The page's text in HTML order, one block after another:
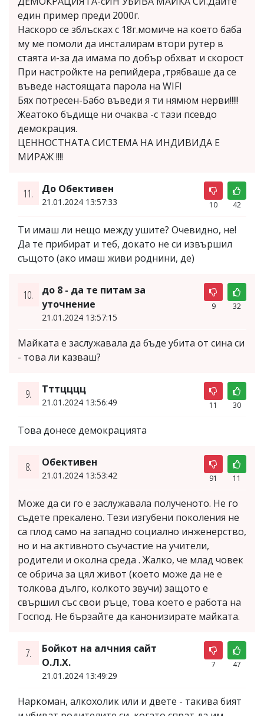
един пример преди 2000г.
Наскоро се зблъсках с 18г.момиче на което баба
му ме помоли да инсталирам втори рутер в
стаята и-за да имама по добър обхват и скорост
При настройкте на репийдера ,трябваше да се
въведе настоящата парола на WIFI
Бях потресен-Бабо въведи я ти нямюм нерви!!!!!
Жеатоко бъдище ни очаква -с тази псевдо
демокрация.
ЦЕННОСТНАТА СИСТЕМА НА ИНДИВИДА Е
МИРАЖ !!!!
11. До Обективен
21.01.2024 13:57:33 10 42
Ти имаш ли нещо между ушите? Очевидно, не!
Да те прибират и теб, докато не си извършил
същото (ако имаш живи роднини, де)
10.
до 8 - да те питам за
уточнение
21.01.2024 13:57:15
9 32
Майката е заслужавала да бъде убита от сина си
- това ли казваш?
9. Тттцццц
21.01.2024 13:56:49 11 30
Това донесе демокрацията
8. Обективен
21.01.2024 13:53:42 91 11
Може да си го е заслужавала полученото. Не го
съдете прекалено. Тези изгубени поколения не
са плод само на западно социално инженерство,
но и на активното съучастие на учители,
родители и околна среда . Жалко, че млад човек
се обрича за цял живот (което може да не е
толкова дълго, колкото звучи) защото е
свършил със свои ръце, това което е работа на
Господ. Не бързайте да канонизирате майката.
7.
Бойкот на алчния сайт
О.Л.Х.
21.01.2024 13:49:29
7 47
Наркоман, алкохолик или и двете - такива бият